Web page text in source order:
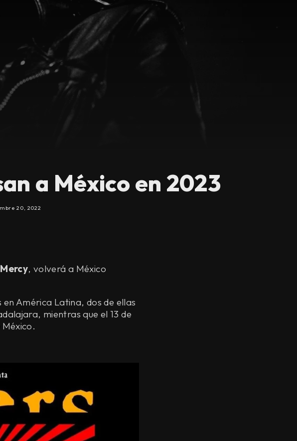
a México en 2023
20, 2022
, volverá a México
América Latina, dos de ellas
mientras que el 13 de